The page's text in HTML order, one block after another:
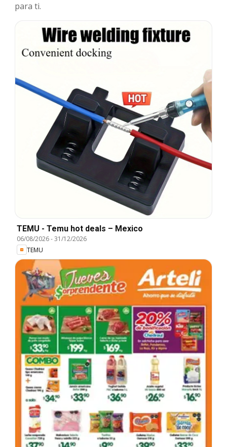
para ti.
TEMU - Temu hot deals – Mexico
06/08/2026-31/12/2026
TEMU